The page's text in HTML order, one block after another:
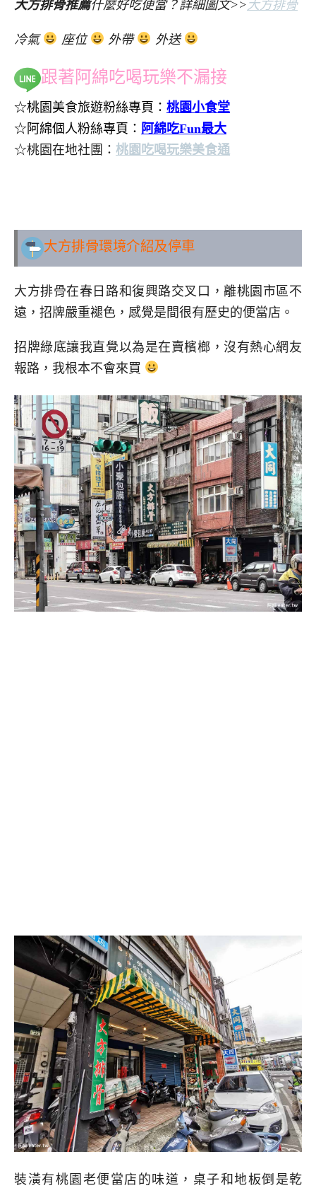
大方排骨推薦什麼好吃便當？詳細圖文>> 大方排骨
冷氣 座位 外帶 外送
跟著阿綿吃喝玩樂不漏接
☆桃園美食旅遊粉絲專頁： 桃園小食堂
☆阿綿個人粉絲專頁： 阿綿吃Fun最大
☆桃園在地社團： 桃園吃喝玩樂美食通
大方排骨環境介紹及停車
大方排骨在春日路和復興路交叉口，離桃園市區不
遠，招牌嚴重褪色，感覺是間很有歷史的便當店。
招牌綠底讓我直覺以為是在賣檳榔，沒有熱心網友
報路，我根本不會來買
裝潢有桃園老便當店的味道，桌子和地板倒是乾